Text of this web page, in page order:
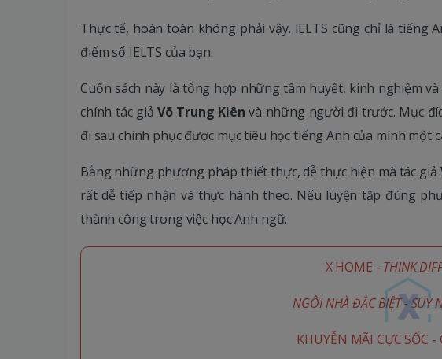
Thực tế, hoàn toàn không phải vậy. IELTS cũng chỉ là tiếng
điểm số IELTS của bạn.
Cuốn sách này là tổng hợp những tâm huyết, kinh nghiệm
chính tác giảVõ Trung Kiênvà những người đi trước. Mục
đi sau chinh phục được mục tiêu học tiếng Anh của mình một
Bằng những phương pháp thiết thực, dễ thực hiện mà tác giả
rất dễ tiếp nhận và thực hành theo. Nếu luyện tập đúng
thành công trong việc học Anh ngữ.
X HOME - THINK
NGÔI NHÀ ĐẶC BIỆT - SUY
KHUYỄN MÃI CỰC SỐC -